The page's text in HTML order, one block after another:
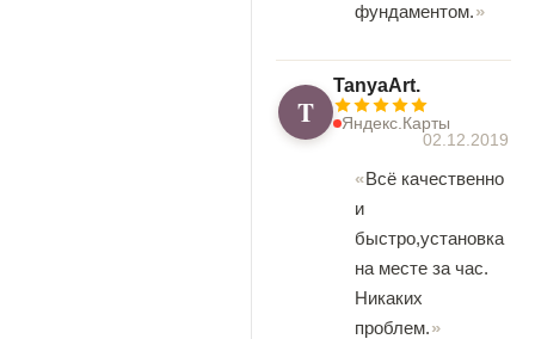
фундаментом.
T
TanyaArt.
Яндекс.Карты
02.12.2019
Всё качественно
и
быстро,установка
на месте за час.
Никаких
проблем.